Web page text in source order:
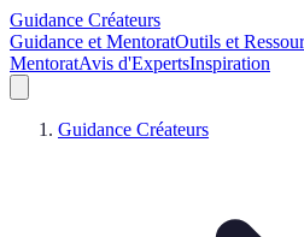
Guidance Créateurs
Guidance et MentoratOutils et
MentoratAvis d'ExpertsInspiration
Guidance Créateurs